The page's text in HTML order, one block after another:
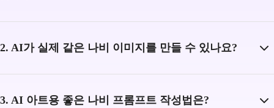
2. AI가 실제 같은 나비 이미지를 만들 수 있나요?
3. AI 아트용 좋은 나비 프롬프트 작성법은?